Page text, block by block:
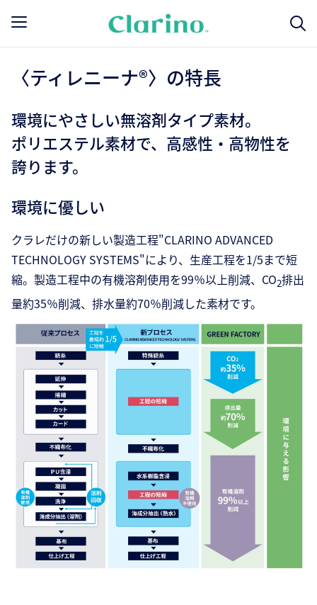
〈ティレニーナ®〉の特長
環境にやさしい無溶剤タイプ素材。
ポリエステル素材で、高感性・高物性を
誇ります。
環境に優しい
クラレだけの新しい製造工程"CLARINO ADVANCED
TECHNOLOGY SYSTEMS"により、生産工程を1/5まで短
縮。製造工程中の有機溶剤使用を99％以上削減、CO2排出
量約35％削減、排水量約70％削減した素材です。